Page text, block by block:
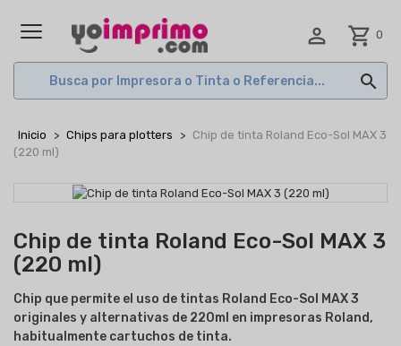
 shopping_cart 0

Inicio Chips para plotters
Chip de tinta Roland Eco-Sol MAX 3
(220 ml)
Chip de tinta Roland Eco-Sol MAX 3
(220 ml)
Chip que permite el uso de tintas Roland Eco-Sol MAX 3
originales y alternativas de 220ml en impresoras Roland,
habitualmente cartuchos de tinta.